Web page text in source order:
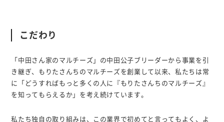
こだわり
「中田さん家のマルチーズ」の中田公子ブリーダーから事業を引
き継ぎ、もりたさんちのマルチーズを創業して以来、私たちは常
に「どうすればもっと多くの人に『もりたさんちのマルチーズ』
を知ってもらえるか」を考え続けています。
私たち独自の取り組みは、この業界で初めてと言ってもよく、よ